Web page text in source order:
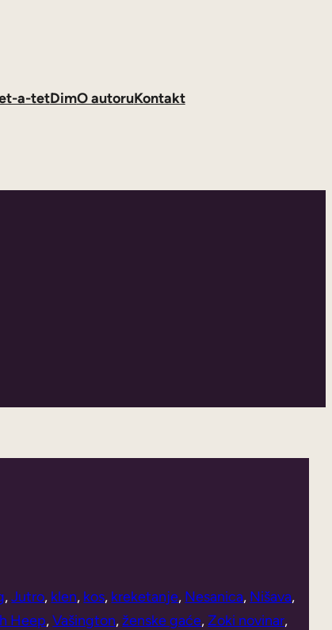
a-tetDimO autoruKontakt
, Jutro, klen, kos, kreketanje, Nesanica, Nišava,
Heep, Vašington, ženske gaće, Zoki novinar,